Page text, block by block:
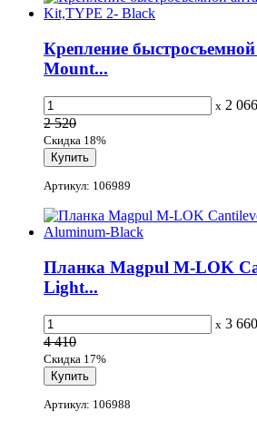
Крепление
Mount...
x 2 066
2 520
Скидка 18%
Артикул: 106989
Планка Magpul M-LOK
Light...
x 3 660
4 410
Скидка 17%
Артикул: 106988